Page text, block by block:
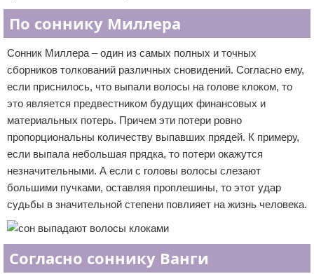
По соннику Миллера
Сонник Миллера – один из самых полных и точных
сборников толкований различных сновидений. Согласно ему,
если приснилось, что выпали волосы на голове клоком, то
это является предвестником будущих финансовых и
материальных потерь. Причем эти потери ровно
пропорциональны количеству выпавших прядей. К примеру,
если выпала небольшая прядка, то потери окажутся
незначительными. А если с головы волосы слезают
большими пучками, оставляя проплешины, то этот удар
судьбы в значительной степени повлияет на жизнь человека.
Согласно соннику Ванги